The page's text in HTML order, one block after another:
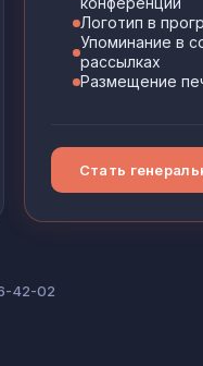
Логотип в
Упоминание в
рассылках
Размещение
Стать
42-02